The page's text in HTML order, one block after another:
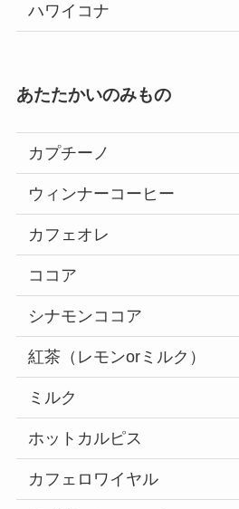
ハワイコナ
あたたかいのみもの
カプチーノ
ウィンナーコーヒー
カフェオレ
ココア
シナモンココア
紅茶（レモンorミルク）
ミルク
ホットカルピス
カフェロワイヤル